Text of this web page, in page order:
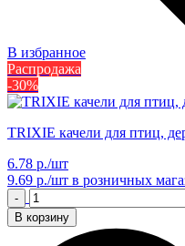
В избранное
Распродажа
-30%
TRIXIE качели для птиц,
6.78 р./шт
9.69 р./шт в розничных
-
В корзину